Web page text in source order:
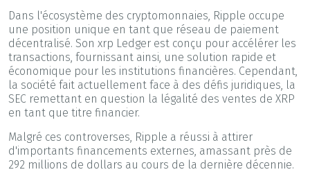
Dans l'écosystème des cryptomonnaies, Ripple occupe
une position unique en tant que réseau de paiement
décentralisé. Son xrp Ledger est conçu pour accélérer les
transactions, fournissant ainsi, une solution rapide et
économique pour les institutions financières. Cependant,
la société fait actuellement face à des défis juridiques, la
SEC remettant en question la légalité des ventes de XRP
en tant que titre financier.
Malgré ces controverses, Ripple a réussi à attirer
d'importants financements externes, amassant près de
292 millions de dollars au cours de la dernière décennie.